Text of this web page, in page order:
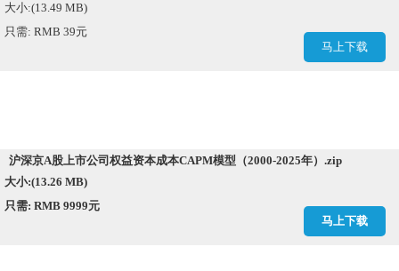
大小:(13.49 MB)
只需: RMB 39元
马上下载
沪深京A股上市公司权益资本成本CAPM模型（2000-2025年）.zip
大小:(13.26 MB)
只需: RMB 9999元
马上下载